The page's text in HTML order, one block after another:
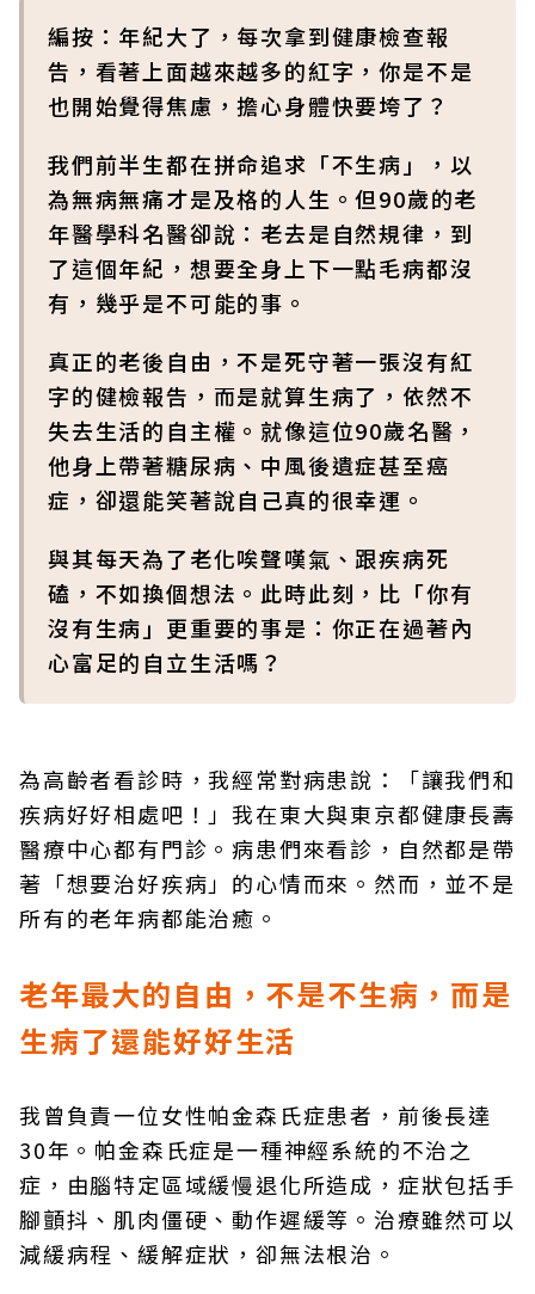
編按：年紀大了，每次拿到健康檢查報
告，看著上面越來越多的紅字，你是不是
也開始覺得焦慮，擔心身體快要垮了？
我們前半生都在拼命追求「不生病」，以
為無病無痛才是及格的人生。但90歲的老
年醫學科名醫卻說：老去是自然規律，到
了這個年紀，想要全身上下一點毛病都沒
有，幾乎是不可能的事。
真正的老後自由，不是死守著一張沒有紅
字的健檢報告，而是就算生病了，依然不
失去生活的自主權。就像這位90歲名醫，
他身上帶著糖尿病、中風後遺症甚至癌
症，卻還能笑著說自己真的很幸運。
與其每天為了老化唉聲嘆氣、跟疾病死
磕，不如換個想法。此時此刻，比「你有
沒有生病」更重要的事是：你正在過著內
心富足的自立生活嗎？
為高齡者看診時，我經常對病患說：「讓我們和
疾病好好相處吧！」我在東大與東京都健康長壽
醫療中心都有門診。病患們來看診，自然都是帶
著「想要治好疾病」的心情而來。然而，並不是
所有的老年病都能治癒。
老年最大的自由，不是不生病，而是
生病了還能好好生活
我曾負責一位女性帕金森氏症患者，前後長達
30年。帕金森氏症是一種神經系統的不治之
症，由腦特定區域緩慢退化所造成，症狀包括手
腳顫抖、肌肉僵硬、動作遲緩等。治療雖然可以
減緩病程、緩解症狀，卻無法根治。